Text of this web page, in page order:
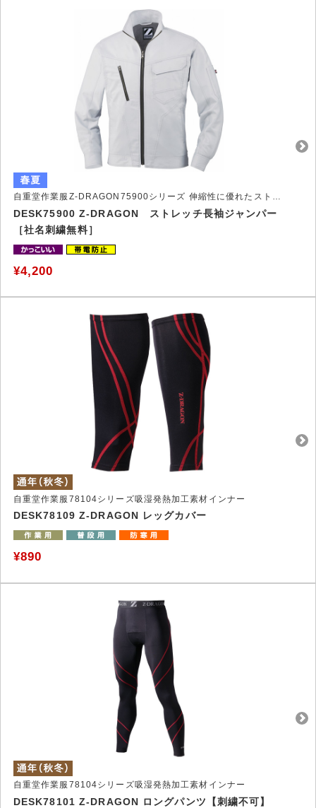
自重堂作業服Z-DRAGON75900シリーズ 伸縮性に優れたストレッチ作業服
DESK75900 Z-DRAGON ストレッチ長袖ジャンパー
［社名刺繍無料］
¥4,200
自重堂作業服78104シリーズ吸湿発熱加工素材インナー
DESK78109 Z-DRAGON レッグカバー
¥890
自重堂作業服78104シリーズ吸湿発熱加工素材インナー
DESK78101 Z-DRAGON ロングパンツ【刺繍不可】